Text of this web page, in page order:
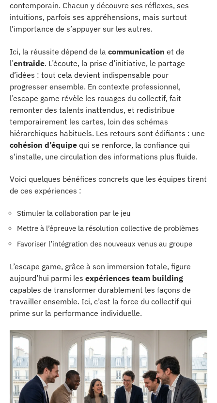
contemporain. Chacun y découvre ses réflexes, ses
intuitions, parfois ses appréhensions, mais surtout
l’importance de s’appuyer sur les autres.
Ici, la réussite dépend de la communication et de
l’entraide. L’écoute, la prise d’initiative, le partage
d’idées : tout cela devient indispensable pour
progresser ensemble. En contexte professionnel,
l’escape game révèle les rouages du collectif, fait
remonter des talents inattendus, et redistribue
temporairement les cartes, loin des schémas
hiérarchiques habituels. Les retours sont édifiants : une
cohésion d’équipe qui se renforce, la confiance qui
s’installe, une circulation des informations plus fluide.
Voici quelques bénéfices concrets que les équipes tirent
de ces expériences :
Stimuler la collaboration par le jeu
Mettre à l’épreuve la résolution collective de problèmes
Favoriser l’intégration des nouveaux venus au groupe
L’escape game, grâce à son immersion totale, figure
aujourd’hui parmi les expériences team building
capables de transformer durablement les façons de
travailler ensemble. Ici, c’est la force du collectif qui
prime sur la performance individuelle.